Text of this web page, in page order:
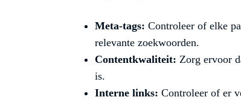
Meta-tags: Controleer of elke
relevante zoekwoorden.
Contentkwaliteit: Zorg ervoor
is.
Interne links: Controleer of er